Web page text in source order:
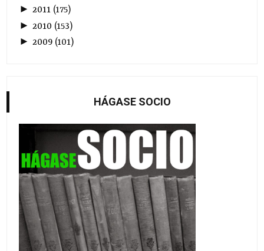
►2011 (175)
► 2010 (153)
►2009 (101)
HÁGASE SOCIO